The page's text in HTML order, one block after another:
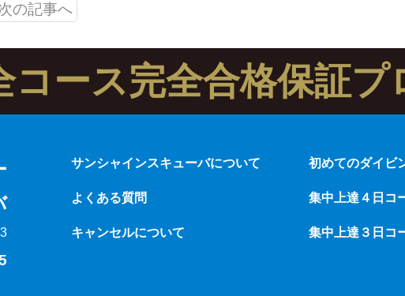
の記事へ
コース完全合格保証プ
サンシャインスキューバについて
よくある質問
キャンセルについて
初めてのダイビ
集中上達４日コ
集中上達３日コ